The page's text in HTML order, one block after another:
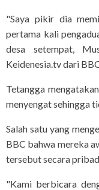
"Saya pikir dia
pertama kali
desa setempat,
Keidenesia.tv dari
Tetangga
menyengat sehingga
Salah satu yang
BBC bahwa mereka
tersebut secara
"Kami berbicara